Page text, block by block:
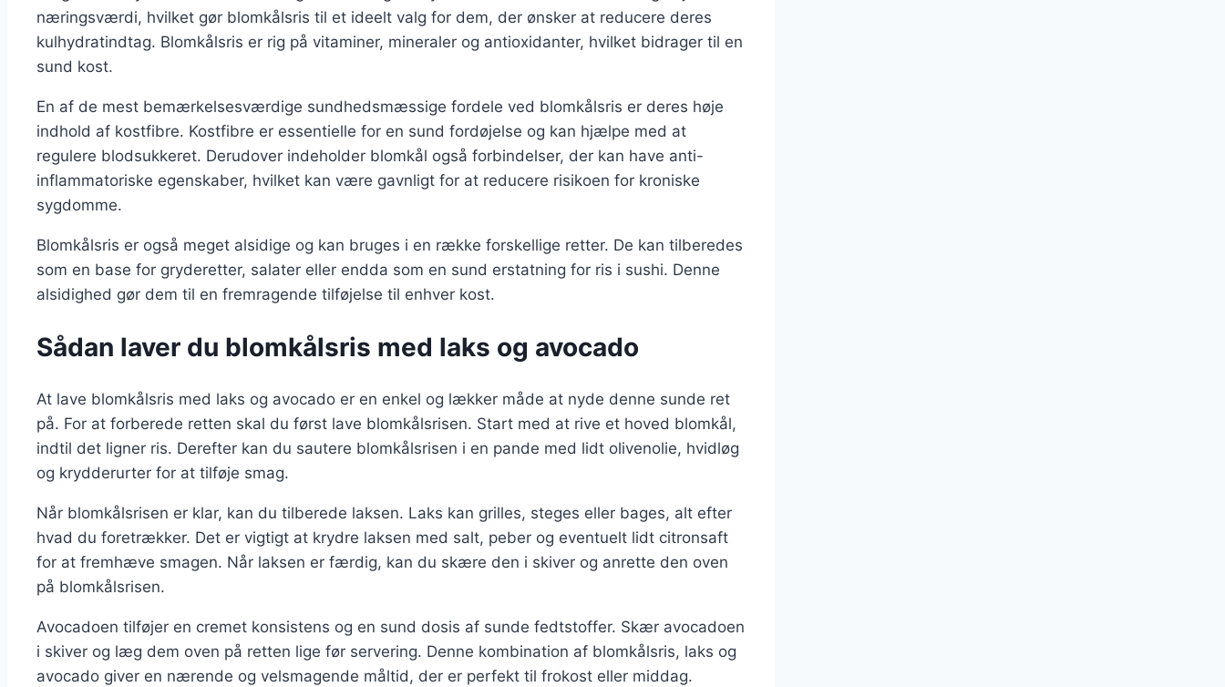
næringsværdi, hvilket gør blomkålsris til et ideelt valg for dem, der ønsker at reducere deres
kulhydratindtag. Blomkålsris er rig på vitaminer, mineraler og antioxidanter, hvilket bidrager til en
sund kost.
En af de mest bemærkelsesværdige sundhedsmæssige fordele ved blomkålsris er deres høje
indhold af kostfibre. Kostfibre er essentielle for en sund fordøjelse og kan hjælpe med at
regulere blodsukkeret. Derudover indeholder blomkål også forbindelser, der kan have anti-
inflammatoriske egenskaber, hvilket kan være gavnligt for at reducere risikoen for kroniske
sygdomme.
Blomkålsris er også meget alsidige og kan bruges i en række forskellige retter. De kan tilberedes
som en base for gryderetter, salater eller endda som en sund erstatning for ris i sushi. Denne
alsidighed gør dem til en fremragende tilføjelse til enhver kost.
Sådan laver du blomkålsris med laks og avocado
At lave blomkålsris med laks og avocado er en enkel og lækker måde at nyde denne sunde ret
på. For at forberede retten skal du først lave blomkålsrisen. Start med at rive et hoved blomkål,
indtil det ligner ris. Derefter kan du sautere blomkålsrisen i en pande med lidt olivenolie, hvidløg
og krydderurter for at tilføje smag.
Når blomkålsrisen er klar, kan du tilberede laksen. Laks kan grilles, steges eller bages, alt efter
hvad du foretrækker. Det er vigtigt at krydre laksen med salt, peber og eventuelt lidt citronsaft
for at fremhæve smagen. Når laksen er færdig, kan du skære den i skiver og anrette den oven
på blomkålsrisen.
Avocadoen tilføjer en cremet konsistens og en sund dosis af sunde fedtstoffer. Skær avocadoen
i skiver og læg dem oven på retten lige før servering. Denne kombination af blomkålsris, laks og
avocado giver en nærende og velsmagende måltid, der er perfekt til frokost eller middag.